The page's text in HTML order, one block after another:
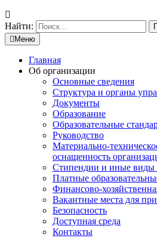
Найти:
Меню
Главная
Об организации
Основные сведения
Структура и органы
Документы
Образование
Образовательные
Руководство
Материально-
оснащенность
Стипендии и иные виды
Платные
Финансово-
Вакантные места для
Безопасность
Доступная среда
Контакты